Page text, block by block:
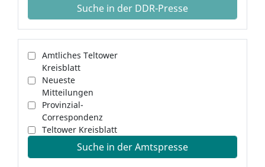
Suche in der DDR-Presse
Amtliches Teltower
Kreisblatt
Neueste
Mitteilungen
Provinzial-
Correspondenz
Teltower Kreisblatt
Suche in der Amtspresse